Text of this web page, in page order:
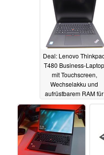
14.04.2024
Deal: Lenovo
T480 Business-Laptop
mit Touchscreen,
Wechselakku und
aufrüstbarem RAM für
günstige 229 Euro
generalüberholt
12.04.2024